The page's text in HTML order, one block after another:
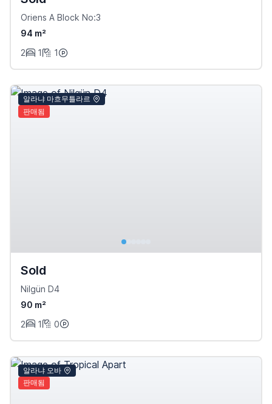
Oriens A Block No:3
94 m²
2
1 1
알라냐 마흐무틀라르
판매됨
Sold
Nilgün D4
90 m²
2
1 0
알라냐 오바
판매됨